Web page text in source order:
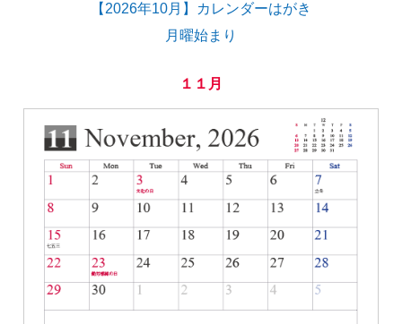
【2026年10月】カレンダーはがき
月曜始まり
１１月